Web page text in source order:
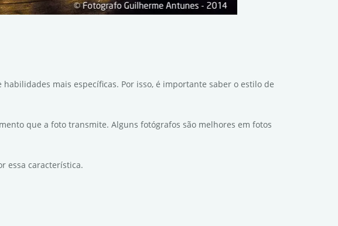
mais específicas. Por isso, é importante saber o estilo de
que a foto transmite. Alguns fotógrafos são melhores em fotos
essa característica.